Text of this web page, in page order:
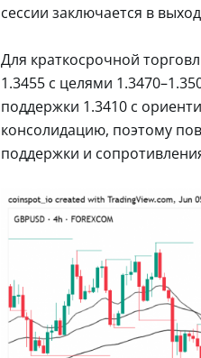
сессии заключается в
Для краткосрочной
1.3455 с целями
поддержки 1.3410 с
консолидацию, поэтому
поддержки и